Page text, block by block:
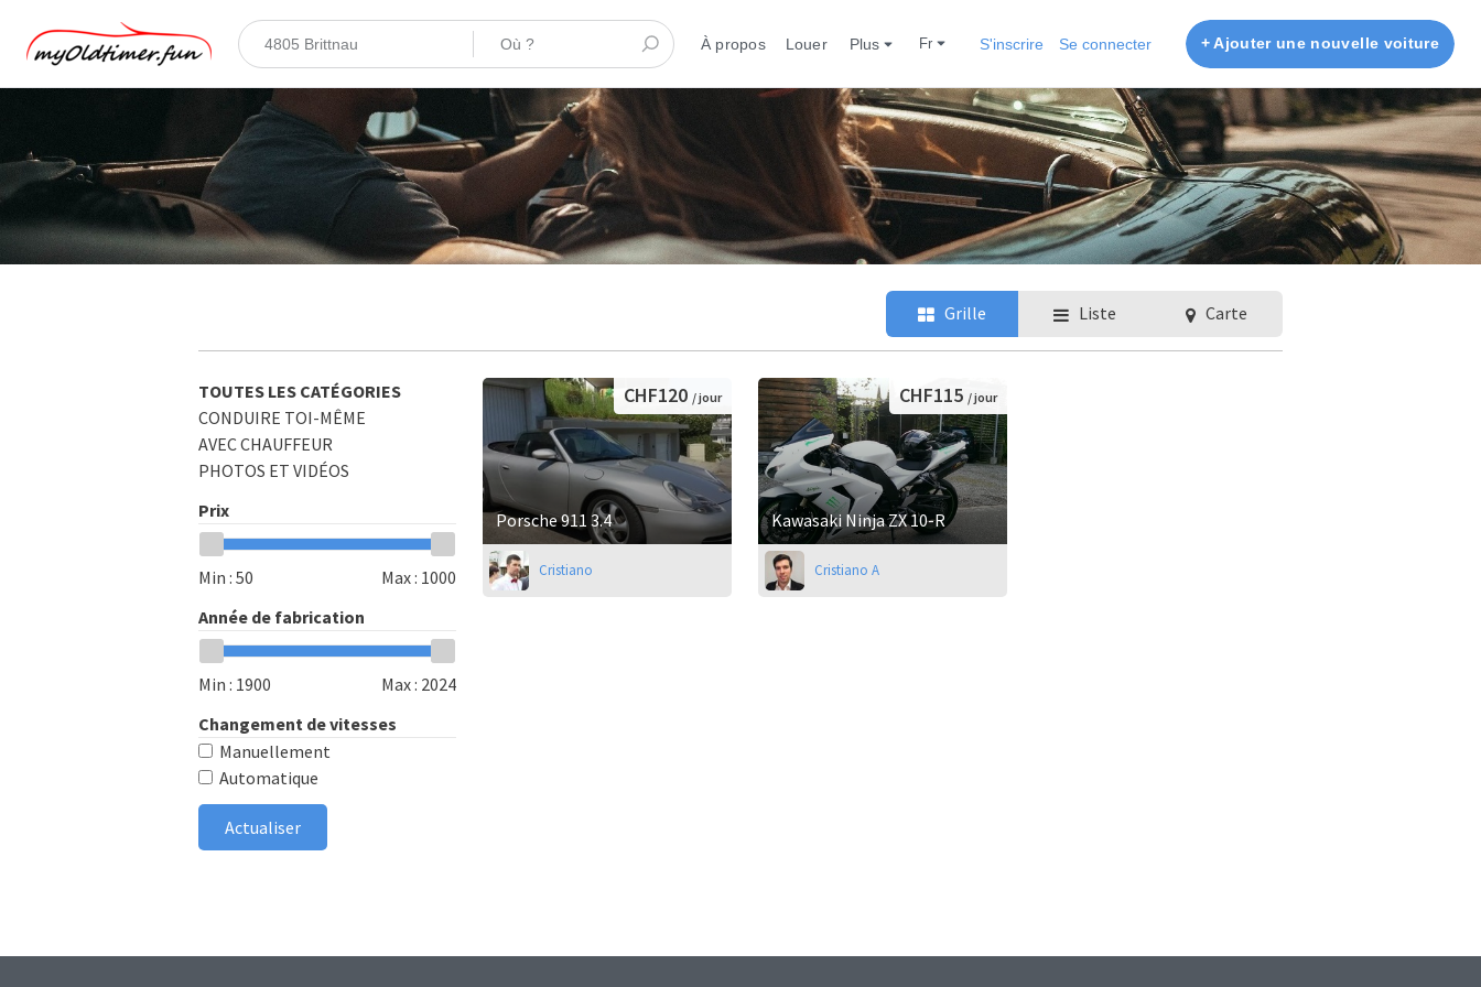
À propos Louer Plus fr S'inscrire Se connecter + Ajouter une nouvelle voiture
Grille Liste Carte
TOUTES LES CATÉGORIES
CONDUIRE TOI-MÊME
AVEC CHAUFFEUR
PHOTOS ET VIDÉOS
Prix
Min : 50 Max : 1000
Année de fabrication
Min : 1900 Max : 2024
Changement de vitesses
Manuellement
Automatique
Actualiser
Porsche 911 3.4
CHF120 / jour
Cristiano
Kawasaki Ninja ZX 10-R
CHF115 / jour
Cristiano A